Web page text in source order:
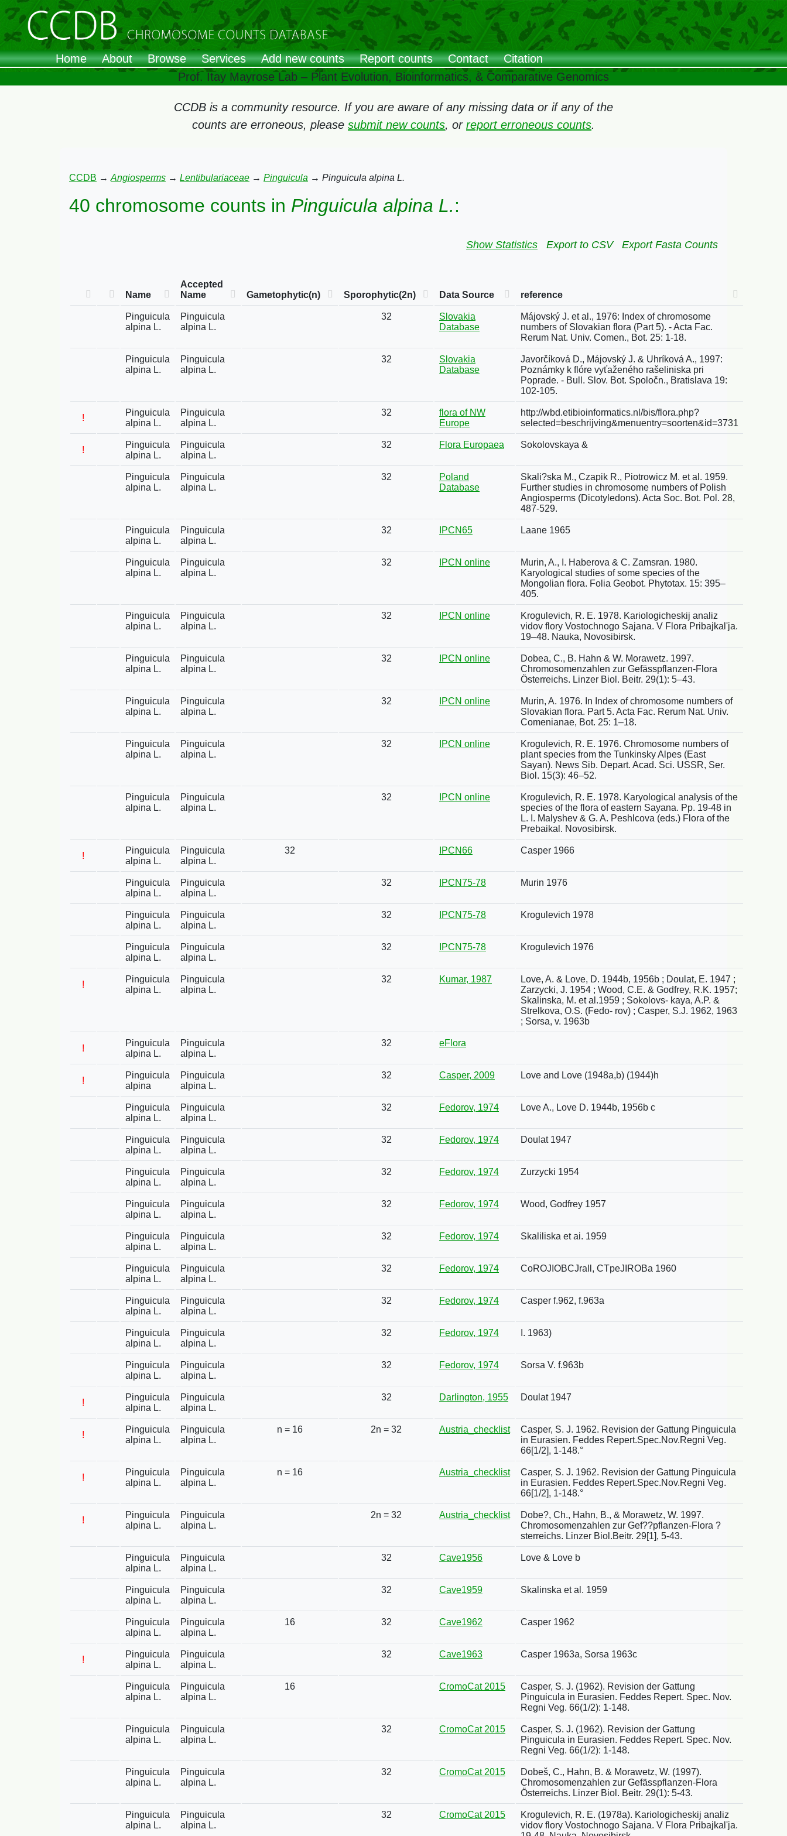
Home About Browse Services Add new counts Report counts Contact
Citation
Prof. Itay Mayrose Lab – Plant Evolution, Bioinformatics, & Comparative Genomics
CCDB is a community resource. If you are aware of any missing data or if any of the
counts are erroneous, please submit new counts, or report erroneous counts.
CCDB → Angiosperms → Lentibulariaceae → Pinguicula → Pinguicula alpina L.
40 chromosome counts in Pinguicula alpina L.:
Show Statistics Export to CSV Export Fasta Counts
Name
Accepted
Name
Gametophytic(n) Sporophytic(2n) Data Source reference
Pinguicula
alpina L.
Pinguicula
alpina L.
32
Slovakia
Database
Májovský J. et al., 1976: Index of chromosome
numbers of Slovakian flora (Part 5). - Acta Fac.
Rerum Nat. Univ. Comen., Bot. 25: 1-18.
Pinguicula
alpina L.
Pinguicula
alpina L.
32
Slovakia
Database
Javorčíková D., Májovský J. & Uhríková A., 1997:
Poznámky k flóre vyťaženého rašeliniska pri
Poprade. - Bull. Slov. Bot. Spoločn., Bratislava 19:
102-105.
!
Pinguicula
alpina L.
Pinguicula
alpina L.
32
flora of NW
Europe
http://wbd.etibioinformatics.nl/bis/flora.php?
selected=beschrijving&menuentry=soorten&id=3731
!
Pinguicula
alpina L.
Pinguicula
alpina L.
32 Flora Europaea Sokolovskaya &
Pinguicula
alpina L.
Pinguicula
alpina L.
32
Poland
Database
Skali?ska M., Czapik R., Piotrowicz M. et al. 1959.
Further studies in chromosome numbers of Polish
Angiosperms (Dicotyledons). Acta Soc. Bot. Pol. 28,
487-529.
Pinguicula
alpina L.
Pinguicula
alpina L.
32 IPCN65 Laane 1965
Pinguicula
alpina L.
Pinguicula
alpina L.
32 IPCN online
Murin, A., I. Haberova & C. Zamsran. 1980.
Karyological studies of some species of the
Mongolian flora. Folia Geobot. Phytotax. 15: 395–
405.
Pinguicula
alpina L.
Pinguicula
alpina L.
32 IPCN online
Krogulevich, R. E. 1978. Kariologicheskij analiz
vidov flory Vostochnogo Sajana. V Flora Pribajkal'ja.
19–48. Nauka, Novosibirsk.
Pinguicula
alpina L.
Pinguicula
alpina L.
32 IPCN online
Dobea, C., B. Hahn & W. Morawetz. 1997.
Chromosomenzahlen zur Gefässpflanzen-Flora
Österreichs. Linzer Biol. Beitr. 29(1): 5–43.
Pinguicula
alpina L.
Pinguicula
alpina L.
32 IPCN online
Murin, A. 1976. In Index of chromosome numbers of
Slovakian flora. Part 5. Acta Fac. Rerum Nat. Univ.
Comenianae, Bot. 25: 1–18.
Pinguicula
alpina L.
Pinguicula
alpina L.
32 IPCN online
Krogulevich, R. E. 1976. Chromosome numbers of
plant species from the Tunkinsky Alpes (East
Sayan). News Sib. Depart. Acad. Sci. USSR, Ser.
Biol. 15(3): 46–52.
Pinguicula
alpina L.
Pinguicula
alpina L.
32 IPCN online
Krogulevich, R. E. 1978. Karyological analysis of the
species of the flora of eastern Sayana. Pp. 19-48 in
L. I. Malyshev & G. A. Peshlcova (eds.) Flora of the
Prebaikal. Novosibirsk.
!
Pinguicula
alpina L.
Pinguicula
alpina L.
32 IPCN66 Casper 1966
Pinguicula
alpina L.
Pinguicula
alpina L.
32 IPCN75-78 Murin 1976
Pinguicula
alpina L.
Pinguicula
alpina L.
32 IPCN75-78 Krogulevich 1978
Pinguicula
alpina L.
Pinguicula
alpina L.
32 IPCN75-78 Krogulevich 1976
!
Pinguicula
alpina L.
Pinguicula
alpina L.
32 Kumar, 1987
Love, A. & Love, D. 1944b, 1956b ; Doulat, E. 1947 ;
Zarzycki, J. 1954 ; Wood, C.E. & Godfrey, R.K. 1957;
Skalinska, M. et al.1959 ; Sokolovs- kaya, A.P. &
Strelkova, O.S. (Fedo- rov) ; Casper, S.J. 1962, 1963
; Sorsa, v. 1963b
!
Pinguicula
alpina L.
Pinguicula
alpina L.
32 eFlora
!
Pinguicula
alpina
Pinguicula
alpina L.
32 Casper, 2009 Love and Love (1948a,b) (1944)h
Pinguicula
alpina L.
Pinguicula
alpina L.
32 Fedorov, 1974 Love A., Love D. 1944b, 1956b c
Pinguicula
alpina L.
Pinguicula
alpina L.
32 Fedorov, 1974 Doulat 1947
Pinguicula
alpina L.
Pinguicula
alpina L.
32 Fedorov, 1974 Zurzycki 1954
Pinguicula
alpina L.
Pinguicula
alpina L.
32 Fedorov, 1974 Wood, Godfrey 1957
Pinguicula
alpina L.
Pinguicula
alpina L.
32 Fedorov, 1974 Skaliliska et ai. 1959
Pinguicula
alpina L.
Pinguicula
alpina L.
32 Fedorov, 1974 CoROJIOBCJrall, CTpeJIROBa 1960
Pinguicula
alpina L.
Pinguicula
alpina L.
32 Fedorov, 1974 Casper f.962, f.963a
Pinguicula
alpina L.
Pinguicula
alpina L.
32 Fedorov, 1974 I. 1963)
Pinguicula
alpina L.
Pinguicula
alpina L.
32 Fedorov, 1974 Sorsa V. f.963b
!
Pinguicula
alpina L.
Pinguicula
alpina L.
32 Darlington, 1955 Doulat 1947
!
Pinguicula
alpina L.
Pinguicula
alpina L.
n = 16 2n = 32 Austria_checklist
Casper, S. J. 1962. Revision der Gattung Pinguicula
in Eurasien. Feddes Repert.Spec.Nov.Regni Veg.
66[1/2], 1-148.°
!
Pinguicula
alpina L.
Pinguicula
alpina L.
n = 16 Austria_checklist
Casper, S. J. 1962. Revision der Gattung Pinguicula
in Eurasien. Feddes Repert.Spec.Nov.Regni Veg.
66[1/2], 1-148.°
!
Pinguicula
alpina L.
Pinguicula
alpina L.
2n = 32 Austria_checklist
Dobe?, Ch., Hahn, B., & Morawetz, W. 1997.
Chromosomenzahlen zur Gef??pflanzen-Flora ?
sterreichs. Linzer Biol.Beitr. 29[1], 5-43.
Pinguicula
alpina L.
Pinguicula
alpina L.
32 Cave1956 Love & Love b
Pinguicula
alpina L.
Pinguicula
alpina L.
32 Cave1959 Skalinska et al. 1959
Pinguicula
alpina L.
Pinguicula
alpina L.
16 32 Cave1962 Casper 1962
!
Pinguicula
alpina L.
Pinguicula
alpina L.
32 Cave1963 Casper 1963a, Sorsa 1963c
Pinguicula
alpina L.
Pinguicula
alpina L.
16 CromoCat 2015
Casper, S. J. (1962). Revision der Gattung
Pinguicula in Eurasien. Feddes Repert. Spec. Nov.
Regni Veg. 66(1/2): 1-148.
Pinguicula
alpina L.
Pinguicula
alpina L.
32 CromoCat 2015
Casper, S. J. (1962). Revision der Gattung
Pinguicula in Eurasien. Feddes Repert. Spec. Nov.
Regni Veg. 66(1/2): 1-148.
Pinguicula
alpina L.
Pinguicula
alpina L.
32 CromoCat 2015
Dobeš, C., Hahn, B. & Morawetz, W. (1997).
Chromosomenzahlen zur Gefässpflanzen-Flora
Österreichs. Linzer Biol. Beitr. 29(1): 5-43.
Pinguicula
alpina L.
Pinguicula
alpina L.
32 CromoCat 2015
Krogulevich, R. E. (1978a). Kariologicheskij analiz
vidov flory Vostochnogo Sajana. V Flora Pribajkal'ja.